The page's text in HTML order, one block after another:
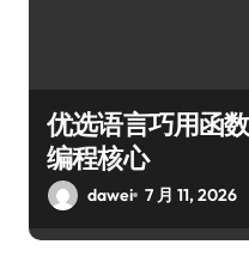
优选语言巧用函
编程核心
dawei 7 月 11, 2026